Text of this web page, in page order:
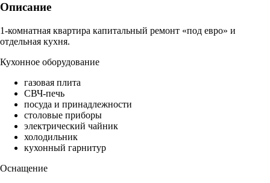
Описание
1-комнатная квартира капитальный ремонт «под евро» и
отдельная кухня.
Кухонное оборудование
газовая плита
СВЧ-печь
посуда и принадлежности
столовые приборы
электрический чайник
холодильник
кухонный гарнитур
Оснащение